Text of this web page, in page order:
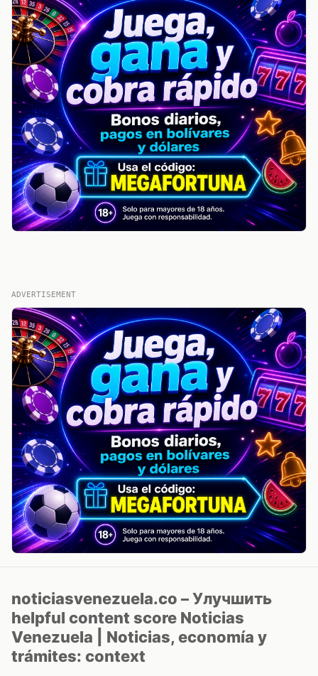
ADVERTISEMENT
noticiasvenezuela.co – Улучшить
helpful content score Noticias
Venezuela | Noticias, economía y
trámites: context